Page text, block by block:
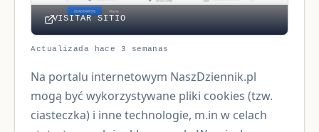
VISITAR SITIO
Actualizada hace 3 semanas
Na portalu internetowym NaszDziennik.pl
mogą być wykorzystywane pliki cookies (tzw.
ciasteczka) i inne technologie, m.in w celach